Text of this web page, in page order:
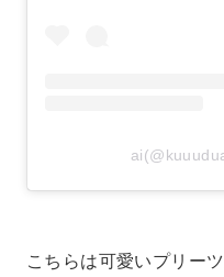
こちらは可愛いプリー